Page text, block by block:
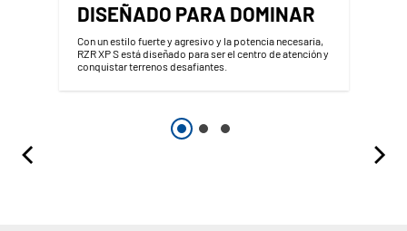
DISEÑADO PARA DOMINAR
Con un estilo fuerte y agresivo y la potencia necesaria,
RZR XP S está diseñado para ser el centro de atención y
conquistar terrenos desafiantes.